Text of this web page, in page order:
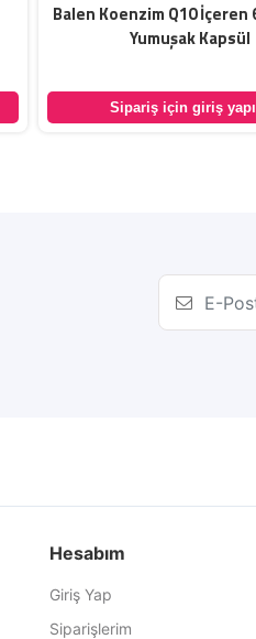
Balen Koenzim Q10 İçeren
Yumuşak Kapsül
Sipariş için giriş
Hesabım
Giriş Yap
Siparişlerim